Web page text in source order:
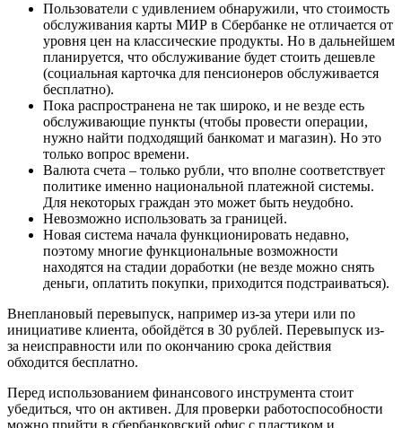
Пользователи с удивлением обнаружили, что стоимость
обслуживания карты МИР в Сбербанке не отличается от
уровня цен на классические продукты. Но в дальнейшем
планируется, что обслуживание будет стоить дешевле
(социальная карточка для пенсионеров обслуживается
бесплатно).
Пока распространена не так широко, и не везде есть
обслуживающие пункты (чтобы провести операции,
нужно найти подходящий банкомат и магазин). Но это
только вопрос времени.
Валюта счета – только рубли, что вполне соответствует
политике именно национальной платежной системы.
Для некоторых граждан это может быть неудобно.
Невозможно использовать за границей.
Новая система начала функционировать недавно,
поэтому многие функциональные возможности
находятся на стадии доработки (не везде можно снять
деньги, оплатить покупки, приходится подстраиваться).
Внеплановый перевыпуск, например из-за утери или по
инициативе клиента, обойдётся в 30 рублей. Перевыпуск из-
за неисправности или по окончанию срока действия
обходится бесплатно.
Перед использованием финансового инструмента стоит
убедиться, что он активен. Для проверки работоспособности
можно прийти в сбербанковский офис с пластиком и